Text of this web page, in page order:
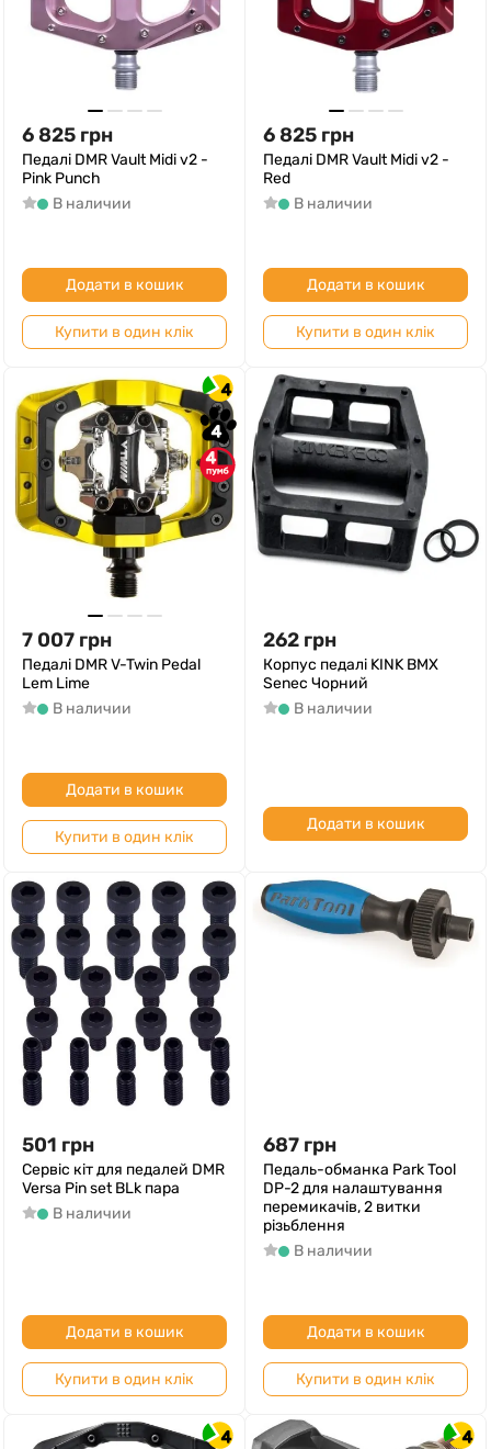
6 825 грн
Педалі DMR Vault Midi v2 -
Pink Punch
В наличии
Додати в кошик
Купити в один клік
6 825 грн
Педалі DMR Vault Midi v2 -
Red
В наличии
Додати в кошик
Купити в один клік
4
4
4
7 007 грн
Педалі DMR V-Twin Pedal
Lem Lime
В наличии
Додати в кошик
Купити в один клік
262 грн
Корпус педалі KINK BMX
Senec Чорний
В наличии
Додати в кошик
501 грн
Сервіс кіт для педалей DMR
Versa Pin set BLk пара
В наличии
Додати в кошик
Купити в один клік
687 грн
Педаль-обманка Park Tool
DP-2 для налаштування
перемикачів, 2 витки
різьблення
В наличии
Додати в кошик
Купити в один клік
4 4